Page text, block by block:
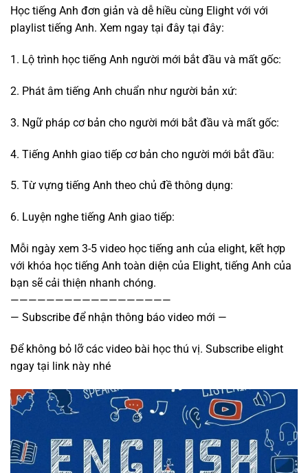
Học tiếng Anh đơn giản và dễ hiều cùng Elight với với
playlist tiếng Anh. Xem ngay tại đây tại đây:
1. Lộ trình học tiếng Anh người mới bắt đầu và mất gốc:
2. Phát âm tiếng Anh chuẩn như người bản xứ:
3. Ngữ pháp cơ bản cho người mới bắt đầu và mất gốc:
4. Tiếng Anhh giao tiếp cơ bản cho người mới bắt đầu:
5. Từ vựng tiếng Anh theo chủ đề thông dụng:
6. Luyện nghe tiếng Anh giao tiếp:
Mỗi ngày xem 3-5 video học tiếng anh của elight, kết hợp
với khóa học tiếng Anh toàn diện của Elight, tiếng Anh của
bạn sẽ cải thiện nhanh chóng.
——————————————————
— Subscribe để nhận thông báo video mới —
Để không bỏ lỡ các video bài học thú vị. Subscribe elight
ngay tại link này nhé